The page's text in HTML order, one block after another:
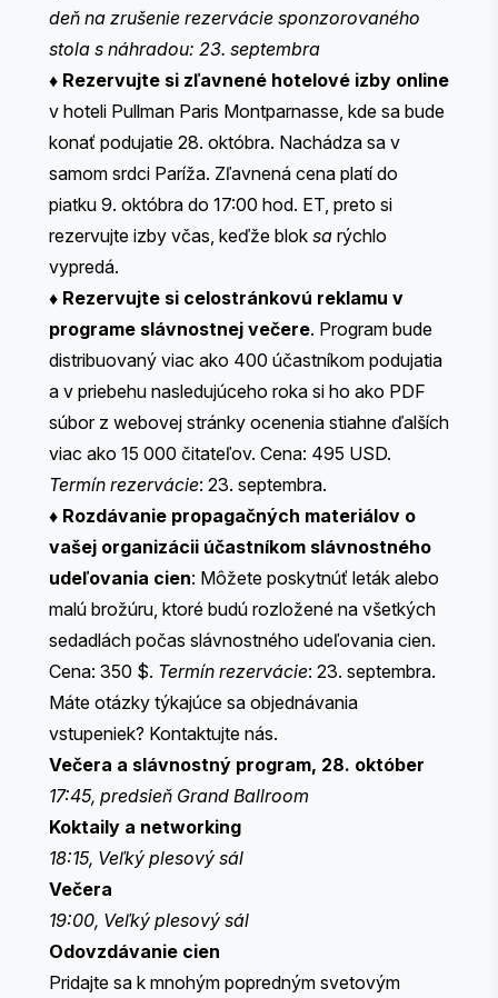
deň na zrušenie rezervácie sponzorovaného
stola s náhradou: 23. septembra
♦ Rezervujte si zľavnené hotelové izby online
v hoteli Pullman Paris Montparnasse, kde sa bude
konať podujatie 28. októbra. Nachádza sa v
samom srdci Paríža. Zľavnená cena platí do
piatku 9. októbra do 17:00 hod. ET, preto si
rezervujte izby včas, keďže blok sa rýchlo
vypredá.
♦ Rezervujte si celostránkovú reklamu v
programe slávnostnej večere. Program bude
distribuovaný viac ako 400 účastníkom podujatia
a v priebehu nasledujúceho roka si ho ako PDF
súbor z webovej stránky ocenenia stiahne ďalších
viac ako 15 000 čitateľov. Cena: 495 USD.
Termín rezervácie: 23. septembra.
♦ Rozdávanie propagačných materiálov o
vašej organizácii účastníkom slávnostného
udeľovania cien: Môžete poskytnúť leták alebo
malú brožúru, ktoré budú rozložené na všetkých
sedadlách počas slávnostného udeľovania cien.
Cena: 350 $. Termín rezervácie: 23. septembra.
Máte otázky týkajúce sa objednávania
vstupeniek? Kontaktujte nás.
Večera a slávnostný program, 28. október
17:45, predsieň Grand Ballroom
Koktaily a networking
18:15, Veľký plesový sál
Večera
19:00, Veľký plesový sál
Odovzdávanie cien
Pridajte sa k mnohým popredným svetovým